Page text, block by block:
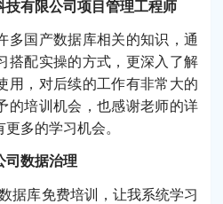
有限公司项目管理工程师
多国产数据库相关的知识，通
搭配实操的方式，更深入了解
用，对后续的工作有非常大的
的培训机会，也感谢老师的详
多的学习机会。
数据治理
据库免费培训，让我系统学习